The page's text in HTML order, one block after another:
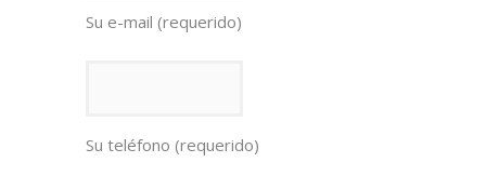
Su e-mail (requerido)
Su teléfono (requerido)